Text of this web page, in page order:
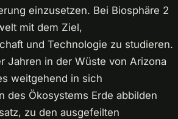
einzusetzen. Bei Biosphäre 2
mit dem Ziel,
und Technologie zu studieren.
Jahren in der Wüste von Arizona
weitgehend in sich
des Ökosystems Erde abbilden
zu den ausgefeilten